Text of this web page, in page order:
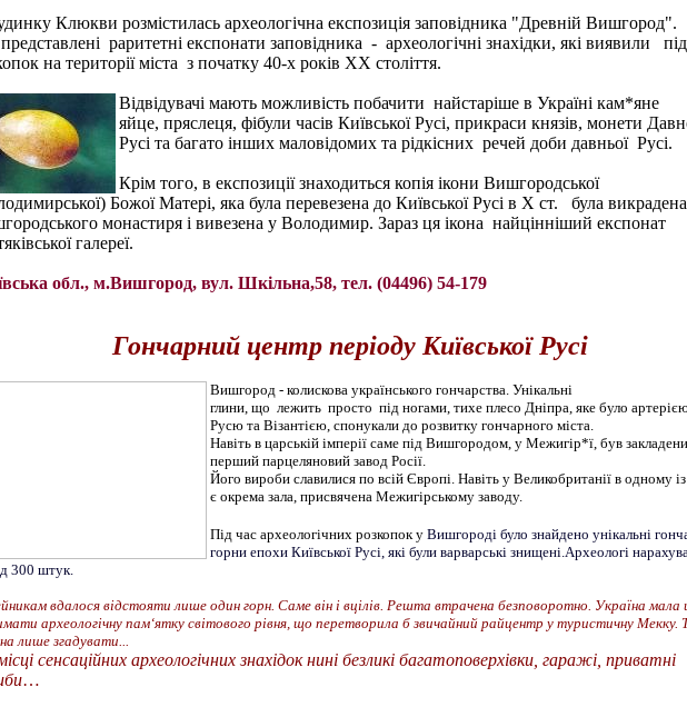
Клюкви розмістилась археологічна експозиція заповідника "Древній Вишгород".
раритетні експонати заповідника - археологічні знахідки, які виявили
на території міста з початку 40-х років ХХ століття.
Відвідувачі мають можливість побачити найстаріше в Україні кам*яне
яйце, пряслеця, фібули часів Київської Русі, прикраси князів, монети
Русі та багато інших маловідомих та рідкісних речей доби давньої Русі.
Крім того, в експозиції знаходиться копія ікони Вишгородської
Божої Матері, яка була перевезена до Київської Русі в Х ст. була викрадена
монастиря і вивезена у Володимир. Зараз ця ікона найцінніший експонат
галереї.
обл., м.Вишгород, вул. Шкільна,58, тел. (04496) 54-179
Гончарний центр періоду Київської Русі
Вишгород - колискова українського гончарства. Унікальні
глини, що лежить просто під ногами, тихе плесо Дніпра, яке було
Русю та Візантією, спонукали до розвитку гончарного міста.
Навіть в царській імперії саме під Вишгородом, у Межигір*ї, був
перший парцеляновий завод Росії.
Його вироби славилися по всій Європі. Навіть у Великобританії в одному із
є окрема зала, присвячена Межигірському заводу.
Під час археологічних розкопок у Вишгороді було знайдено унікальні
горни епохи Київської Русі, які були варварські знищені.Археологі
300 штук.
вдалося відстояти лише один горн. Саме він і вцілів. Решта втрачена безповоротно. Україна мала
археологічну пам‘ятку світового рівня, що перетворила б звичайний райцентр у туристичну Мекку.
лише згадувати...
сенсаційних археологічних знахідок нині безликі багатоповерхівки, гаражі, приватні
…